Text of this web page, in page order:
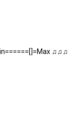
♫♫♫